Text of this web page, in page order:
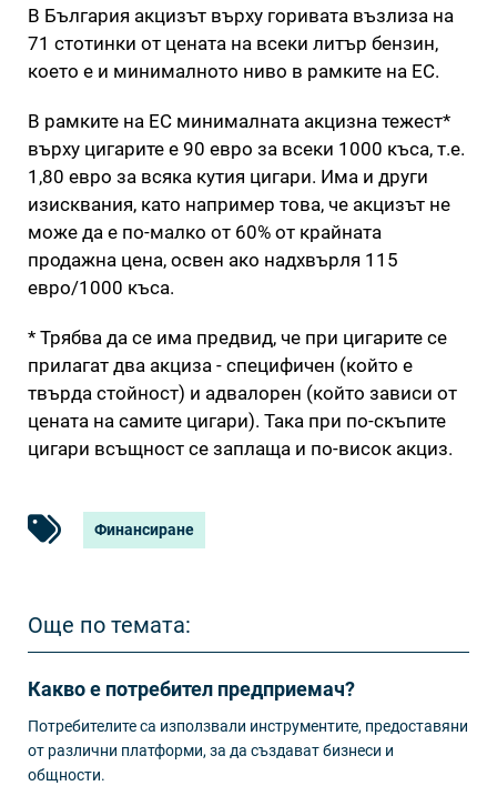
В България акцизът върху горивата възлиза на
71 стотинки от цената на всеки литър бензин,
което е и минималното ниво в рамките на ЕС.
В рамките на ЕС минималната акцизна тежест*
върху цигарите е 90 евро за всеки 1000 къса, т.е.
1,80 евро за всяка кутия цигари. Има и други
изисквания, като например това, че акцизът не
може да е по-малко от 60% от крайната
продажна цена, освен ако надхвърля 115
евро/1000 къса.
* Трябва да се има предвид, че при цигарите се
прилагат два акциза - специфичен (който е
твърда стойност) и адвалорен (който зависи от
цената на самите цигари). Така при по-скъпите
цигари всъщност се заплаща и по-висок акциз.
Финансиране
Още по темата:
Какво е потребител предприемач?
Потребителите са използвали инструментите, предоставяни
от различни платформи, за да създават бизнеси и
общности.